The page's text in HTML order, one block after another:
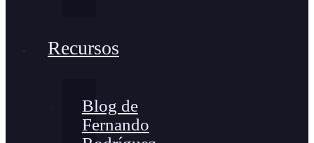
Recursos
Blog de
Fernando